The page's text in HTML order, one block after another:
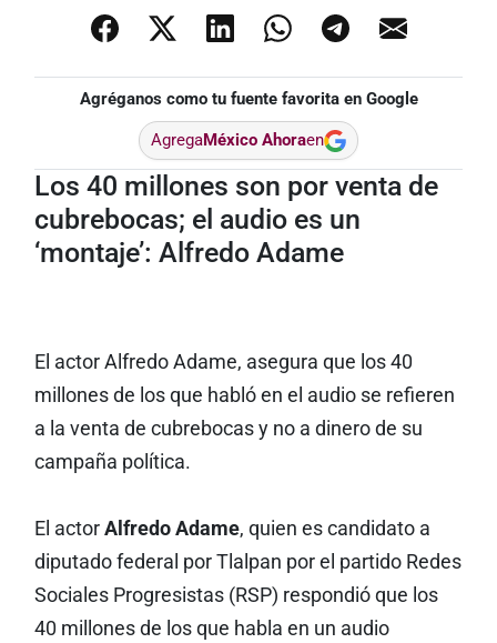
Agréganos como tu fuente favorita en Google
AgregaMéxico Ahoraen
Los 40 millones son por venta de
cubrebocas; el audio es un
‘montaje’: Alfredo Adame
El actor Alfredo Adame, asegura que los 40
millones de los que habló en el audio se refieren
a la venta de cubrebocas y no a dinero de su
campaña política.
El actor Alfredo Adame, quien es candidato a
diputado federal por Tlalpan por el partido Redes
Sociales Progresistas (RSP) respondió que los
40 millones de los que habla en un audio